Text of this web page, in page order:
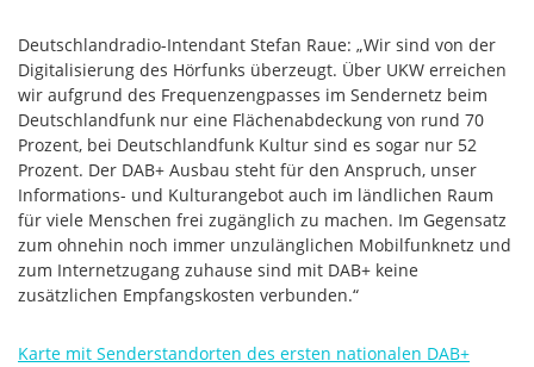
Deutschlandradio-Intendant Stefan Raue: „Wir sind von der
Digitalisierung des Hörfunks überzeugt. Über UKW erreichen
wir aufgrund des Frequenzengpasses im Sendernetz beim
Deutschlandfunk nur eine Flächenabdeckung von rund 70
Prozent, bei Deutschlandfunk Kultur sind es sogar nur 52
Prozent. Der DAB+ Ausbau steht für den Anspruch, unser
Informations- und Kulturangebot auch im ländlichen Raum
für viele Menschen frei zugänglich zu machen. Im Gegensatz
zum ohnehin noch immer unzulänglichen Mobilfunknetz und
zum Internetzugang zuhause sind mit DAB+ keine
zusätzlichen Empfangskosten verbunden.“
Karte mit Senderstandorten des ersten nationalen DAB+